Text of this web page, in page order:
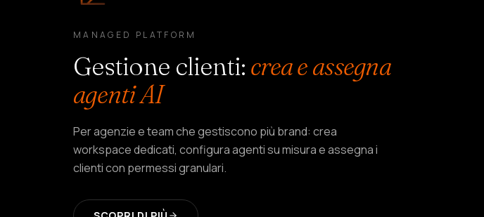
MANAGED PLATFORM
Gestione clienti: crea e assegna
agenti AI
Per agenzie e team che gestiscono più brand: crea
workspace dedicati, configura agenti su misura e assegna i
clienti con permessi granulari.